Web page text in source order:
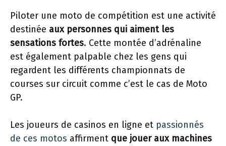
Piloter une moto de compétition est une activité
destinée aux personnes qui aiment les
sensations fortes. Cette montée d’adrénaline
est également palpable chez les gens qui
regardent les différents championnats de
courses sur circuit comme c’est le cas de Moto
GP.
Les joueurs de casinos en ligne et passionnés
de ces motos affirment que jouer aux machines